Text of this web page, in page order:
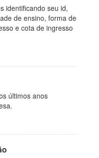
identificando seu id,
de ensino, forma de
e cota de ingresso
últimos anos